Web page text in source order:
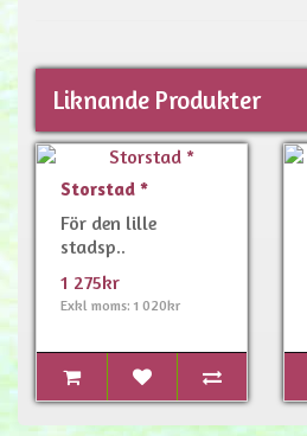
Liknande Produkter
Storstad *
För den lille
stadsp..
1 275kr
Exkl moms: 1 020kr